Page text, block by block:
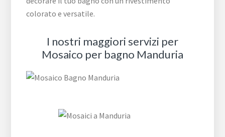
colorato e versatile.
I nostri maggiori servizi per
Mosaico per bagno Manduria